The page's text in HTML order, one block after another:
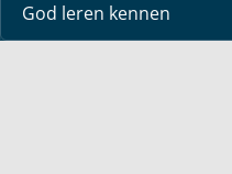
God leren kennen
Downloads